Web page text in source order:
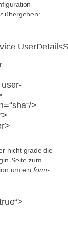
übergeben:
user-
>
nicht grade die
Seite zum
um ein form-